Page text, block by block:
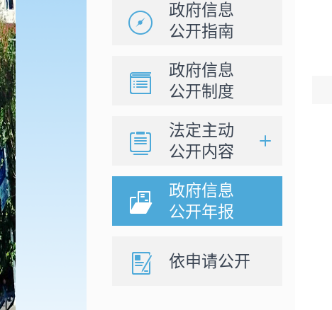
政府信息
公开指南
政府信息
公开制度
法定主动
公开内容
政府信息
公开年报
依申请公开